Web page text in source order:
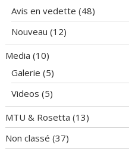
Avis en vedette (48)
Nouveau (12)
Media (10)
Galerie (5)
Videos (5)
MTU & Rosetta (13)
Non classé (37)